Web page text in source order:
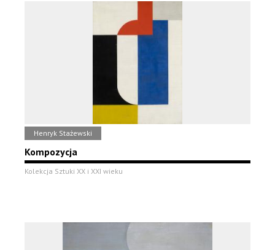
Henryk Stażewski
Kompozycja
Kolekcja Sztuki XX i XXI wieku